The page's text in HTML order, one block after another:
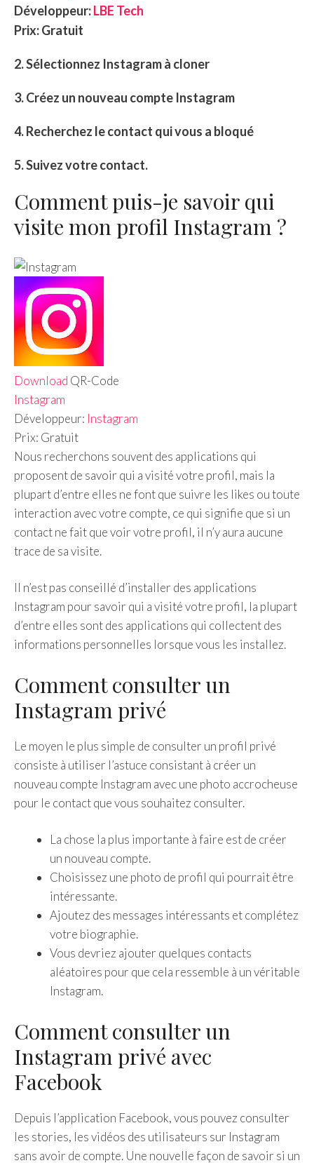
Développeur:LBE Tech
Prix:Gratuit
2. Sélectionnez Instagram à cloner
3. Créez un nouveau compte Instagram
4. Recherchez le contact qui vous a bloqué
5. Suivez votre contact.
Comment puis-je savoir qui
visite mon profil Instagram ?
Download QR-Code
Instagram
Développeur: Instagram
Prix: Gratuit
Nous recherchons souvent des applications qui
proposent de savoir qui a visité votre profil, mais la
plupart d’entre elles ne font que suivre les likes ou toute
interaction avec votre compte, ce qui signifie que si un
contact ne fait que voir votre profil, il n’y aura aucune
trace de sa visite.
Il n’est pas conseillé d’installer des applications
Instagram pour savoir qui a visité votre profil, la plupart
d’entre elles sont des applications qui collectent des
informations personnelles lorsque vous les installez.
Comment consulter un
Instagram privé
Le moyen le plus simple de consulter un profil privé
consiste à utiliser l’astuce consistant à créer un
nouveau compte Instagram avec une photo accrocheuse
pour le contact que vous souhaitez consulter.
La chose la plus importante à faire est de créer
un nouveau compte.
Choisissez une photo de profil qui pourrait être
intéressante.
Ajoutez des messages intéressants et complétez
votre biographie.
Vous devriez ajouter quelques contacts
aléatoires pour que cela ressemble à un véritable
Instagram.
Comment consulter un
Instagram privé avec
Facebook
Depuis l’application Facebook, vous pouvez consulter
les stories, les vidéos des utilisateurs sur Instagram
sans avoir de compte. Une nouvelle façon de savoir si un